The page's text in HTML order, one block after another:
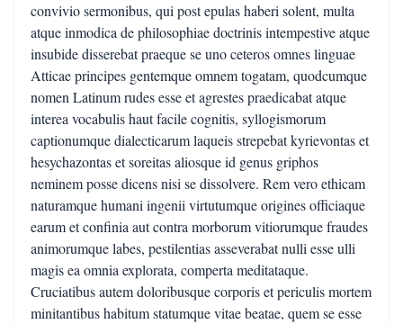
convivio sermonibus, qui post epulas haberi solent, multa
atque inmodica de philosophiae doctrinis intempestive atque
insubide disserebat praeque se uno ceteros omnes linguae
Atticae principes gentemque omnem togatam, quodcumque
nomen Latinum rudes esse et agrestes praedicabat atque
interea vocabulis haut facile cognitis, syllogismorum
captionumque dialecticarum laqueis strepebat kyrievontas et
hesychazontas et soreitas aliosque id genus griphos
neminem posse dicens nisi se dissolvere. Rem vero ethicam
naturamque humani ingenii virtutumque origines officiaque
earum et confinia aut contra morborum vitiorumque fraudes
animorumque labes, pestilentias asseverabat nulli esse ulli
magis ea omnia explorata, comperta meditataque.
Cruciatibus autem doloribusque corporis et periculis mortem
minitantibus habitum statumque vitae beatae, quem se esse